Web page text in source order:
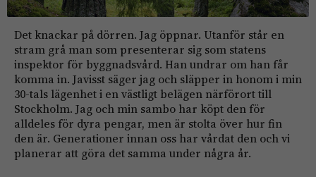
Det knackar på dörren. Jag öppnar. Utanför står en
stram grå man som presenterar sig som statens
inspektor för byggnadsvård. Han undrar om han får
komma in. Javisst säger jag och släpper in honom i min
30-tals lägenhet i en västligt belägen närförort till
Stockholm. Jag och min sambo har köpt den för
alldeles för dyra pengar, men är stolta över hur fin
den är. Generationer innan oss har vårdat den och vi
planerar att göra det samma under några år.